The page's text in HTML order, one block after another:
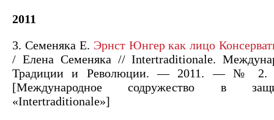
2011
3. Семеняка Е. Эрнст Юнгер как лицо
/ Елена Семеняка // Intertraditionale.
Традиции и Революции. — 2011. — №
[Международное содружество в
«Intertraditionale»]